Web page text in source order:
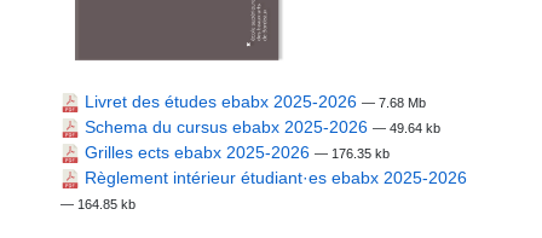
Livret des études ebabx 2025-2026 — 7.68 Mb
Schema du cursus ebabx 2025-2026 — 49.64 kb
Grilles ects ebabx 2025-2026 — 176.35 kb
Règlement intérieur étudiant·es ebabx 2025-2026
— 164.85 kb